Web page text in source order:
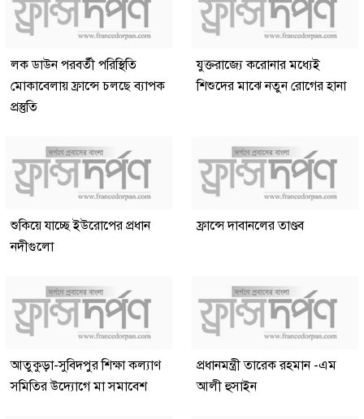
লক ডাউন পরবর্তী পরিস্থিতি
মোকাবেলায় ফ্রান্সে চলছে ব্যাপক
প্রস্তুতি
যুক্তরাজ্যে করোনার মধ্যেই
শিশুদের মাঝে নতুন রোগের হানা
শুকিয়ে যাচ্ছে ইউরোপের প্রধান
নদীগুলো
ফ্রান্সে দাবানলের তাণ্ডব
আতুকুড়া-সুবিদপুর শিক্ষা কল্যাণ
সমিতির উদ্যোগে মা সমাবেশ
প্রধানমন্ত্রী তারেক রহমান -এম
আলী হুসাইন